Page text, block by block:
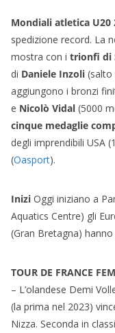
Mondiali atletica U20
spedizione record. La
mostra con i trionfi di
di Daniele Inzoli (salto
aggiungono i bronzi
e Nicolò Vidal (5000
cinque medaglie
degli imprendibili USA
(Oasport).
Inizi Oggi iniziano a
Aquatics Centre) gli
(Gran Bretagna)
TOUR DE FRANCE
– L’olandese Demi
(la prima nel 2023)
Nizza. Seconda in